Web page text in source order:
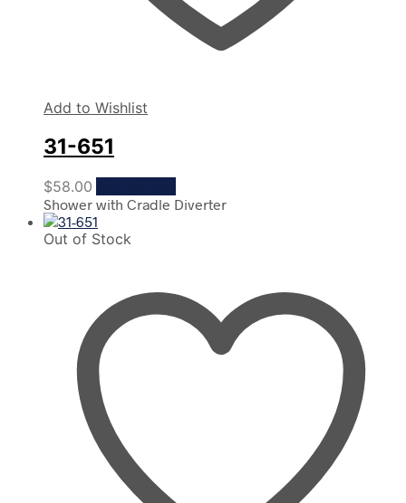
Add to Wishlist
31-651
$58.00
Shower with Cradle Diverter
Out of Stock